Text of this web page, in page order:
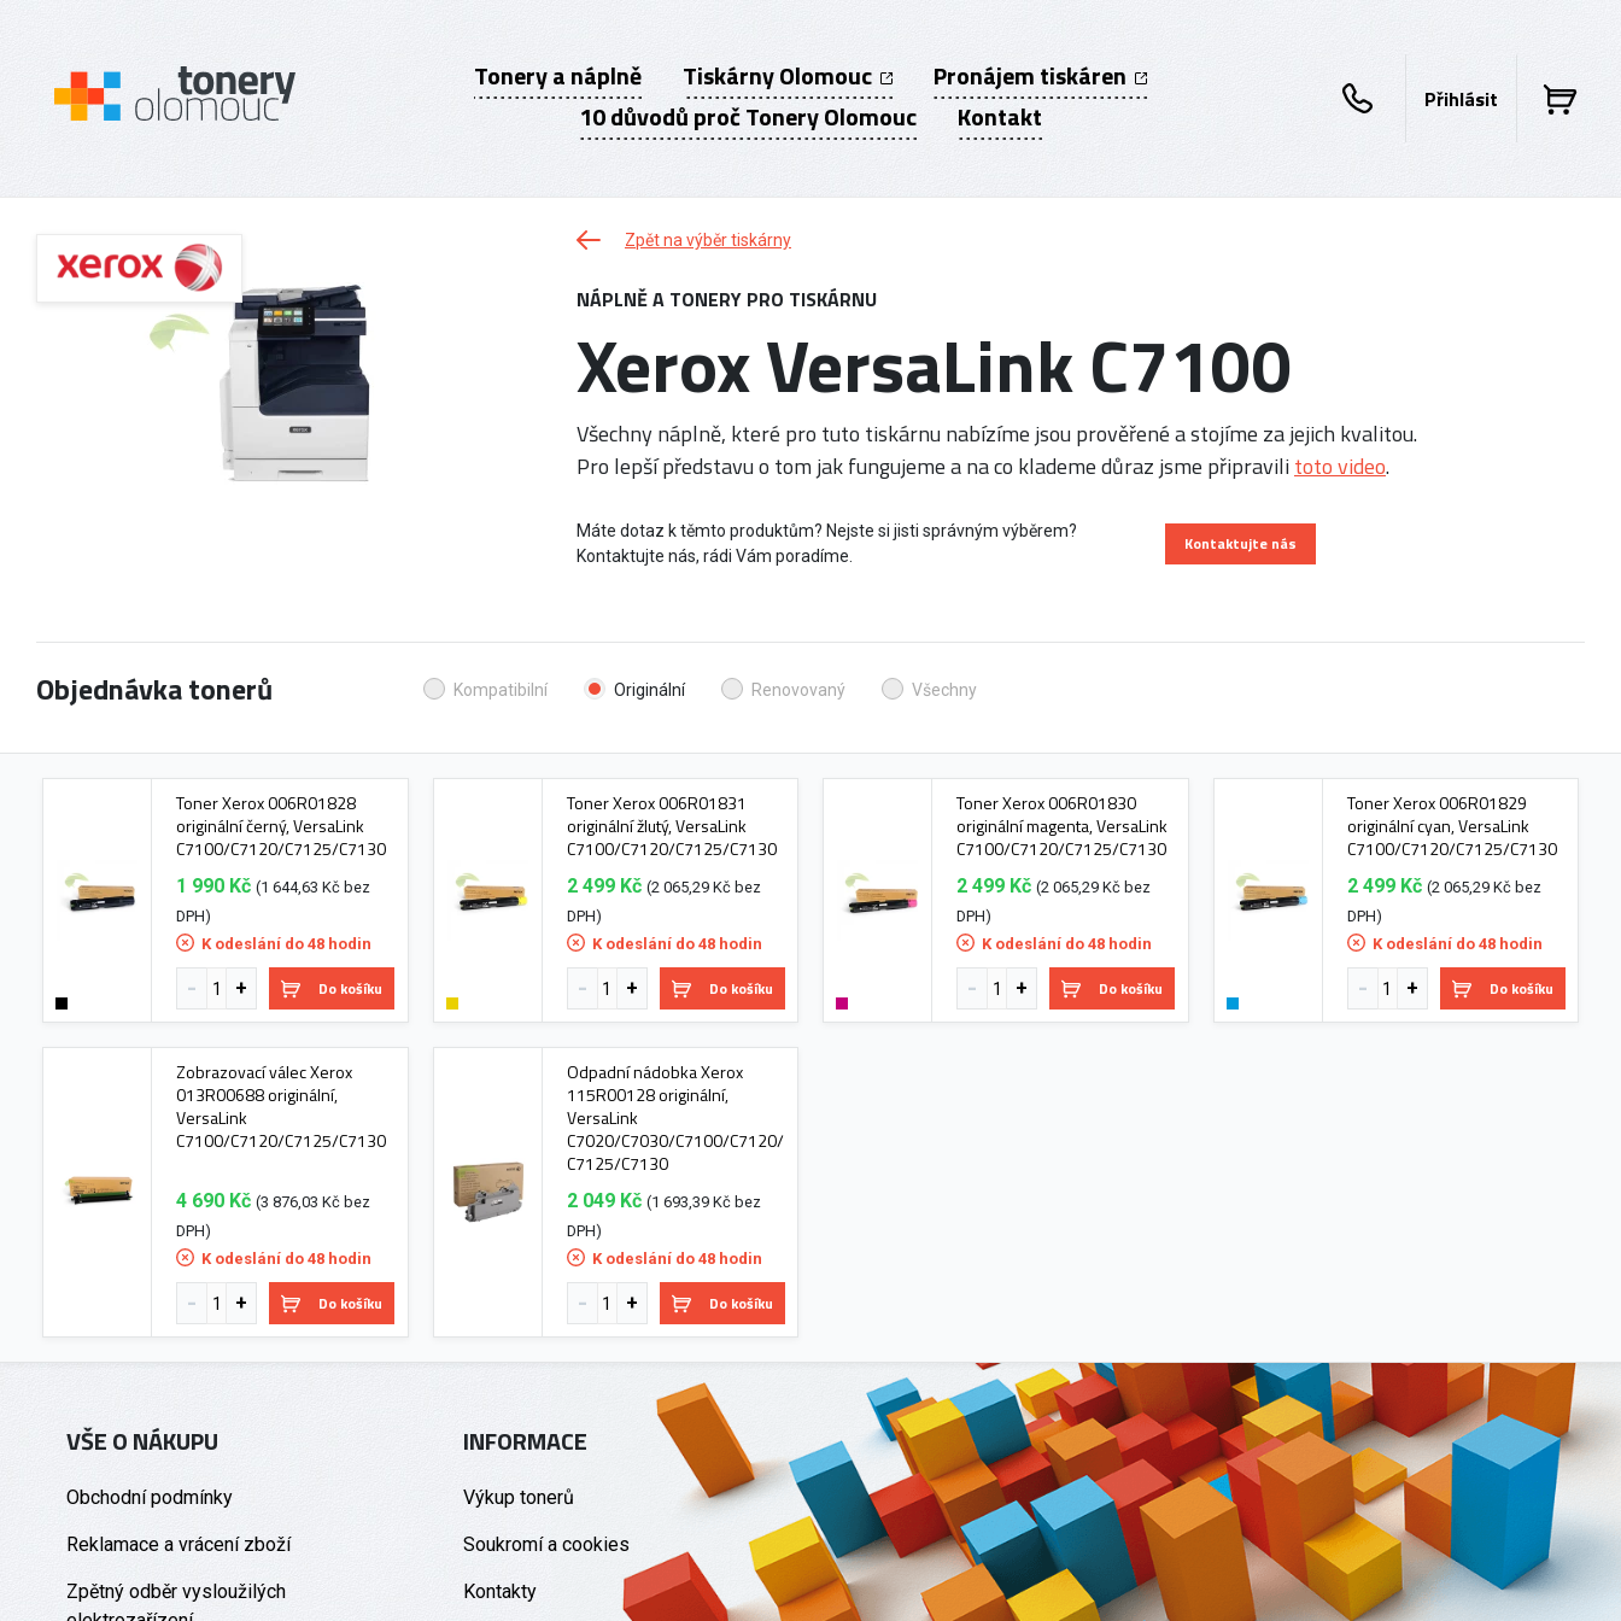
Tonery a náplně Tiskárny Olomouc
Pronájem tiskáren
10 důvodů proč Tonery Olomouc
Kontakt Přihlásit
Zpět na výběr tiskárny
NÁPLNĚ A TONERY PRO TISKÁRNU
Xerox VersaLink C7100
Všechny náplně, které pro tuto tiskárnu nabízíme jsou prověřené a stojíme za jejich kvalitou.
Pro lepší představu o tom jak fungujeme a na co klademe důraz jsme připravilitoto video.
Máte dotaz k těmto produktům? Nejste si jisti správným výběrem?
Kontaktujte nás, rádi Vám poradíme.
Kontaktujte nás
Objednávka tonerů Kompatibilní Originální Renovovaný Všechny
Toner Xerox 006R01828
originální černý, VersaLink
C7100/C7120/C7125/C7130
1 990 Kč (1 644,63 Kč bez
DPH)
K odeslání do 48 hodin
Do košíku
Toner Xerox 006R01831
originální žlutý, VersaLink
C7100/C7120/C7125/C7130
2 499 Kč (2 065,29 Kč bez
DPH)
K odeslání do 48 hodin
Do košíku
Toner Xerox 006R01830
originální magenta, VersaLink
C7100/C7120/C7125/C7130
2 499 Kč (2 065,29 Kč bez
DPH)
K odeslání do 48 hodin
Do košíku
Toner Xerox 006R01829
originální cyan, VersaLink
C7100/C7120/C7125/C7130
2 499 Kč (2 065,29 Kč bez
DPH)
K odeslání do 48 hodin
Do košíku
Zobrazovací válec Xerox
013R00688 originální,
VersaLink
C7100/C7120/C7125/C7130
4 690 Kč (3 876,03 Kč bez
DPH)
K odeslání do 48 hodin
Do košíku
Odpadní nádobka Xerox
115R00128 originální,
VersaLink
C7020/C7030/C7100/C7120/
C7125/C7130
2 049 Kč (1 693,39 Kč bez
DPH)
K odeslání do 48 hodin
Do košíku
VŠE O NÁKUPU
Obchodní podmínky
Reklamace a vrácení zboží
Zpětný odběr vysloužilých
INFORMACE
Výkup tonerů
Soukromí a cookies
Kontakty